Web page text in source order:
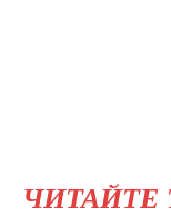
ЧИТАЙТЕ